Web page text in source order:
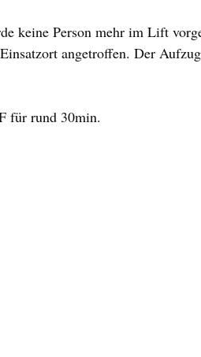
keine Person mehr im Lift
angetroffen. Der
für rund 30min.